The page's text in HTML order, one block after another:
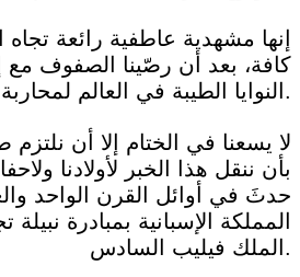
إنها مشهدية عاطفية رائعة تجاه
كافة، بعد أن رصّينا الصفوف مع
النوايا الطيبة في العالم لمحاربة الاٍرهاب العالمي.
لا يسعنا في الختام إلا أن نلتزم
بأن ننقل هذا الخبر لأولادنا
حدثَ في أوائل القرن الواحد
المملكة الإسبانية بمبادرة نبيلة
الملك فيليب السادس.